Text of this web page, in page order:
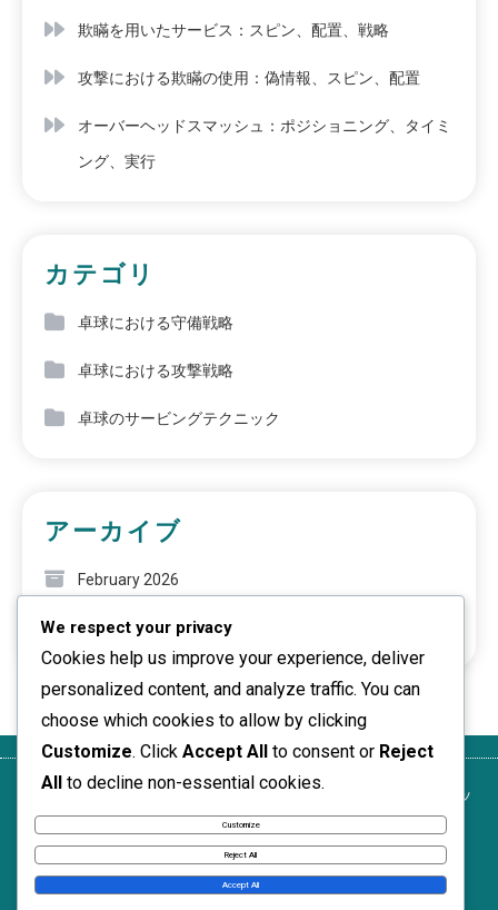
欺瞞を用いたサービス：スピン、配置、戦略
攻撃における欺瞞の使用：偽情報、スピン、配置
オーバーヘッドスマッシュ：ポジショニング、タイミ
ング、実行
カテゴリ
卓球における守備戦略
卓球における攻撃戦略
卓球のサービングテクニック
アーカイブ
February 2026
January 2026
私たちは
誰か
連絡
先
あなたのプライ
バシー
サービス利用
規約
クッキーとトラッ
キング
News Express © 2026. All Rights Reserved.
We respect your privacy
Cookies help us improve your experience, deliver
personalized content, and analyze traffic. You can
choose which cookies to allow by clicking
Customize. Click Accept All to consent or Reject
All to decline non-essential cookies.
Customize
Reject All
Accept All